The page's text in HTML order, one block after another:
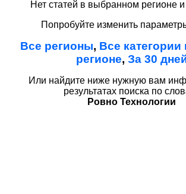
Нет статей в выбранном регионе и
Попробуйте изменить
Все регионы, Все
регионе, За 30
Или найдите ниже нужную вам
результатах поиска по
Ровно Технологии